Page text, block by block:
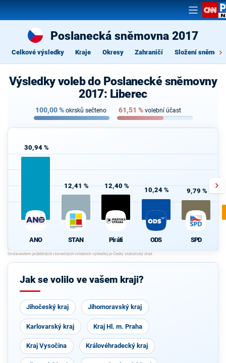
Poslanecká sněmovna 2017
Celkové výsledky Kraje Okresy Zahraničí Složení
Výsledky voleb do Poslanecké sněmovny
2017: Liberec
100,00% okrsků sečteno 61,51 % volební účast
30,94 %
ANO
12,41 %
STAN
12,40 %
Piráti
10,24 %
ODS
9,79 %
SPD
Jak se volilo ve vašem kraji?
Jihočeský kraj Jihomoravský kraj
Karlovarský kraj Kraj Hl. m. Praha
Kraj Vysočina Královéhradecký kraj